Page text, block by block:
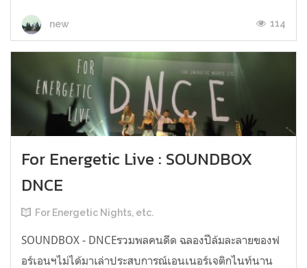
new 114
For Energetic Live : SOUNDBOX
DNCE
For Energetic Nights, etc.
SOUNDBOX - DNCEรวมพลคนดีด ฉลองปีล้มละลายของฟ
อร์เอนฯไม่ได้มาเล่าประสบการณ์เอนเนอร์เจติกไนท์นาน